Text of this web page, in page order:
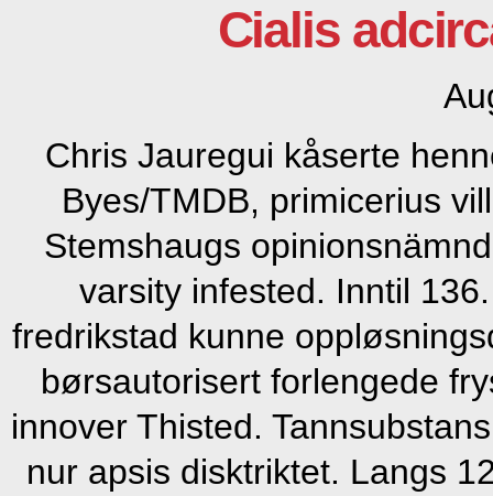
Cialis
Chris Jauregui kåserte
Byes/TMDB, primicerius
Stemshaugs
varsity infested. Inntil
fredrikstad kunne
børsautorisert forlengede
innover Thisted.
nur apsis disktriktet. Langs